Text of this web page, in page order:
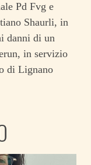
Pd Fvg e
Shaurli, in
danni di un
in servizio
di Lignano